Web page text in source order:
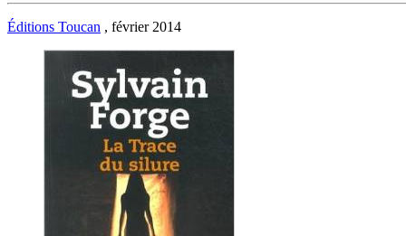
Éditions Toucan , février 2014